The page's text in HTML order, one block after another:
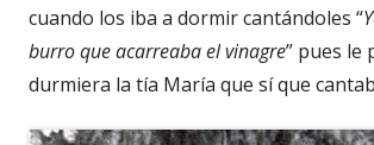
cuando los iba a dormir cantándoles “Y
burro que acarreaba el vinagre” pues le
durmiera la tía María que sí que